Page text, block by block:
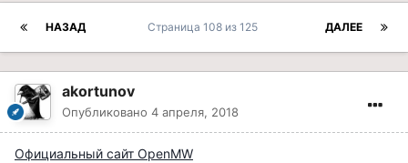
НАЗАД ДАЛЕЕ
Страница 108 из 125
akortunov
Опубликовано 4 апреля, 2018
Официальный сайт OpenMW